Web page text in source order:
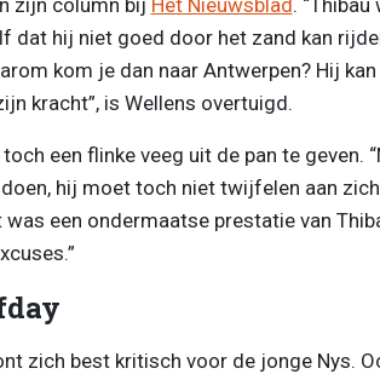
dat hij niet goed door het zand kan
kom je dan naar Antwerpen? Hij
kracht”, is Wellens overtuigd.
een flinke veeg uit de pan te geven.
hij moet toch niet twijfelen aan
een ondermaatse prestatie van
zich best kritisch voor de jonge Nys.